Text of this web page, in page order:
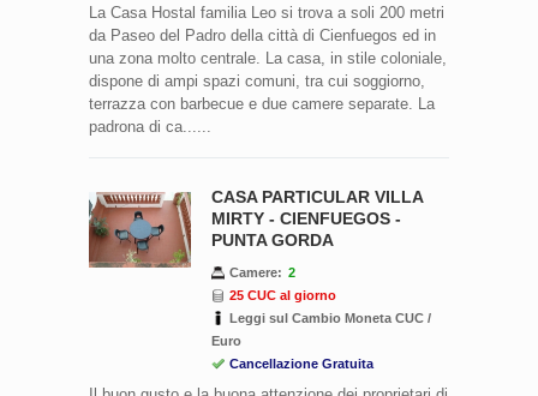
La Casa Hostal familia Leo si trova a soli 200 metri
da Paseo del Padro della città di Cienfuegos ed in
una zona molto centrale. La casa, in stile coloniale,
dispone di ampi spazi comuni, tra cui soggiorno,
terrazza con barbecue e due camere separate. La
padrona di ca......
CASA PARTICULAR VILLA
MIRTY - CIENFUEGOS -
PUNTA GORDA
Camere: 2
25 CUC al giorno
Leggi sul Cambio Moneta CUC /
Euro
Cancellazione Gratuita